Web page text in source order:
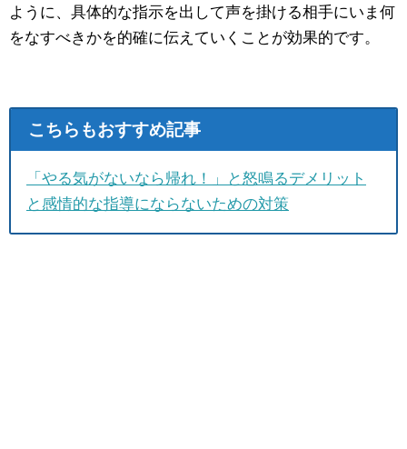
ように、具体的な指示を出して声を掛ける相手にいま何
をなすべきかを的確に伝えていくことが効果的です。
こちらもおすすめ記事
「やる気がないなら帰れ！」と怒鳴るデメリット
と感情的な指導にならないための対策